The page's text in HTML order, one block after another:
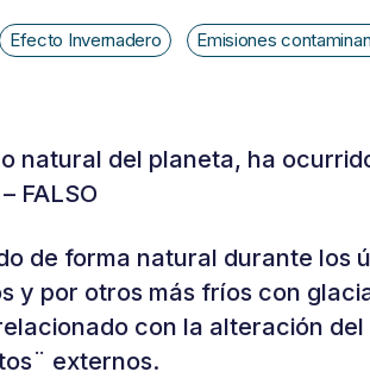
Efecto Invernadero Emisiones
natural del planeta, ha
FALSO
de forma natural durante los
y por otros más fríos con
con la alteración
externos.